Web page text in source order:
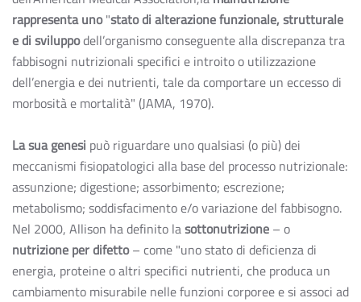
rappresenta uno"stato di alterazione funzionale, strutturale
e di sviluppodell’organismo conseguente alla discrepanza tra
fabbisogni nutrizionali specifici e introito o utilizzazione
dell’energia e dei nutrienti, tale da comportare un eccesso di
morbosità e mortalità" (JAMA, 1970).
La sua genesi può riguardare uno qualsiasi (o più) dei
meccanismi fisiopatologici alla base del processo nutrizionale:
assunzione; digestione; assorbimento; escrezione;
metabolismo; soddisfacimento e/o variazione del fabbisogno.
Nel 2000, Allison ha definito lasottonutrizione – o
nutrizione per difetto– come "uno stato di deficienza di
energia, proteine o altri specifici nutrienti, che produca un
cambiamento misurabile nelle funzioni corporee e si associ ad